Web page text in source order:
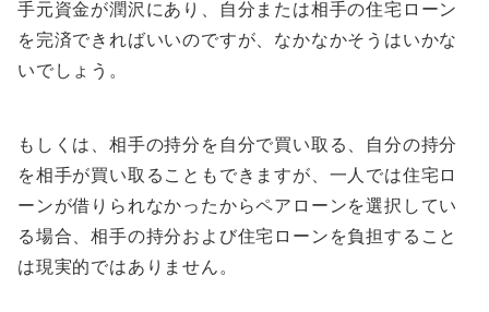
手元資金が潤沢にあり、自分または相手の住宅ローン
を完済できればいいのですが、なかなかそうはいかな
いでしょう。
もしくは、相手の持分を自分で買い取る、自分の持分
を相手が買い取ることもできますが、一人では住宅ロ
ーンが借りられなかったからペアローンを選択してい
る場合、相手の持分および住宅ローンを負担すること
は現実的ではありません。